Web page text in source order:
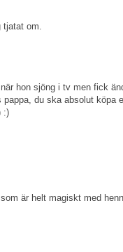
tjatat om.
hon sjöng i tv men fick
du ska absolut köpa
:)
är helt magiskt med